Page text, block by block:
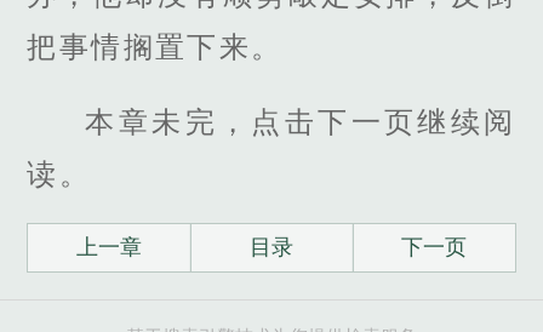
把事情搁置下来。
本章未完，点击下一页继续阅
读。
上一章 目录 下一页